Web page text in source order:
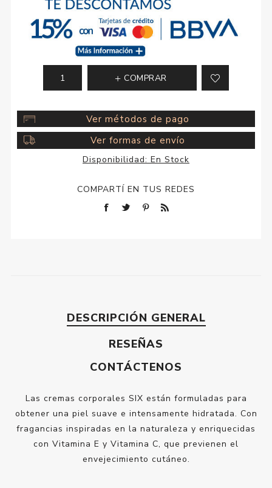
COMPRAR
Ver métodos de pago
Ver formas de envío
Disponibilidad: En Stock
COMPARTÍ EN TUS REDES
DESCRIPCIÓN GENERAL
RESEÑAS
CONTÁCTENOS
Las cremas corporales SIX están formuladas para
obtener una piel suave e intensamente hidratada. Con
fragancias inspiradas en la naturaleza y enriquecidas
con Vitamina E y Vitamina C, que previenen el
envejecimiento cutáneo.